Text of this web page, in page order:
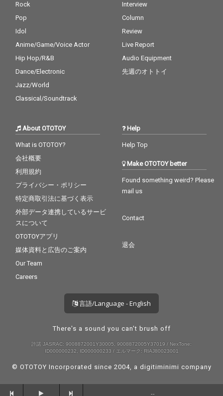
Rock
Pop
Idol
Anime/Game/Voice Actor
Hip Hop/R&B
Dance/Electronic
Jazz/World
Classical/Soundtrack
Interview
Column
Review
Live Report
Audio Equipment
先週のオトトイ
About OTOTOY
What is OTOTOY?
会社概要
利用規約
プライバシー・ポリシー
特定商取引法に基づく表示
外部データ連携しているサービ
スについて
OTOTOYアプリ
媒体資料と広告のご案内
Our Team
Careers
Help
Help Top
Make OTOTOY better
Found something weird? Please
mail us
Contact
退会
言語/Language - English
There's a sound you can't brush off
許諾 JASRAC: 9008872001Y30005, 9008872005Y37019 / NexTone:
ID000000232, ID000000233 / エルマーク: RIAJ80023001
© OTOTOY Incorporated since 2004, a digitiminimi company
--